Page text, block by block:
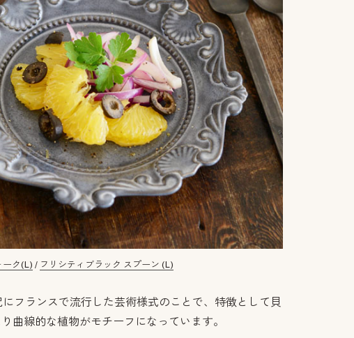
ーク(L) / フリシティブラック スプーン (L)
フランスで流行した芸術様式のことで、特徴として貝
曲線的な植物がモチーフになっています。